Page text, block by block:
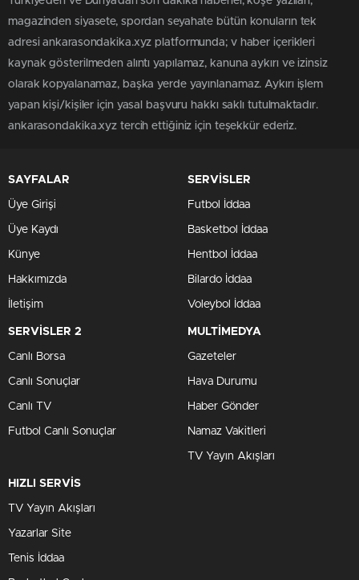
magazinden siyasete, spordan seyahate bütün konuların tek
adresi ankarasondakika.xyz platformunda; v haber içerikleri
kaynak gösterilmeden alıntı yapılamaz, kanuna aykırı ve izinsiz
olarak kopyalanamaz, başka yerde yayınlanamaz. Aykırı işlem
yapan kişi/kişiler için yasal başvuru hakkı saklı tutulmaktadır.
ankarasondakika.xyz tercih ettiğiniz için teşekkür ederiz.
SAYFALAR
Üye Girişi
Üye Kaydı
Künye
Hakkımızda
İletişim
SERVİSLER
Futbol İddaa
Basketbol İddaa
Hentbol İddaa
Bilardo İddaa
Voleybol İddaa
SERVİSLER 2
Canlı Borsa
Canlı Sonuçlar
Canlı TV
Futbol Canlı Sonuçlar
MULTİMEDYA
Gazeteler
Hava Durumu
Haber Gönder
Namaz Vakitleri
TV Yayın Akışları
HIZLI SERVİS
TV Yayın Akışları
Yazarlar Site
Tenis İddaa